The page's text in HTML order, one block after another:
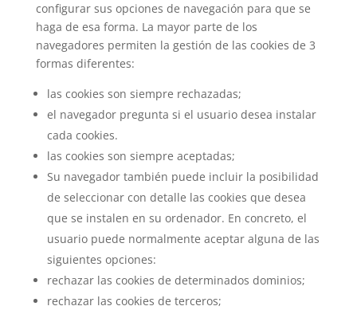
configurar sus opciones de navegación para que se
haga de esa forma. La mayor parte de los
navegadores permiten la gestión de las cookies de 3
formas diferentes:
las cookies son siempre rechazadas;
el navegador pregunta si el usuario desea instalar
cada cookies.
las cookies son siempre aceptadas;
Su navegador también puede incluir la posibilidad
de seleccionar con detalle las cookies que desea
que se instalen en su ordenador. En concreto, el
usuario puede normalmente aceptar alguna de las
siguientes opciones:
rechazar las cookies de determinados dominios;
rechazar las cookies de terceros;